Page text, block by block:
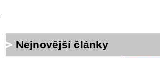
Nejnovější články